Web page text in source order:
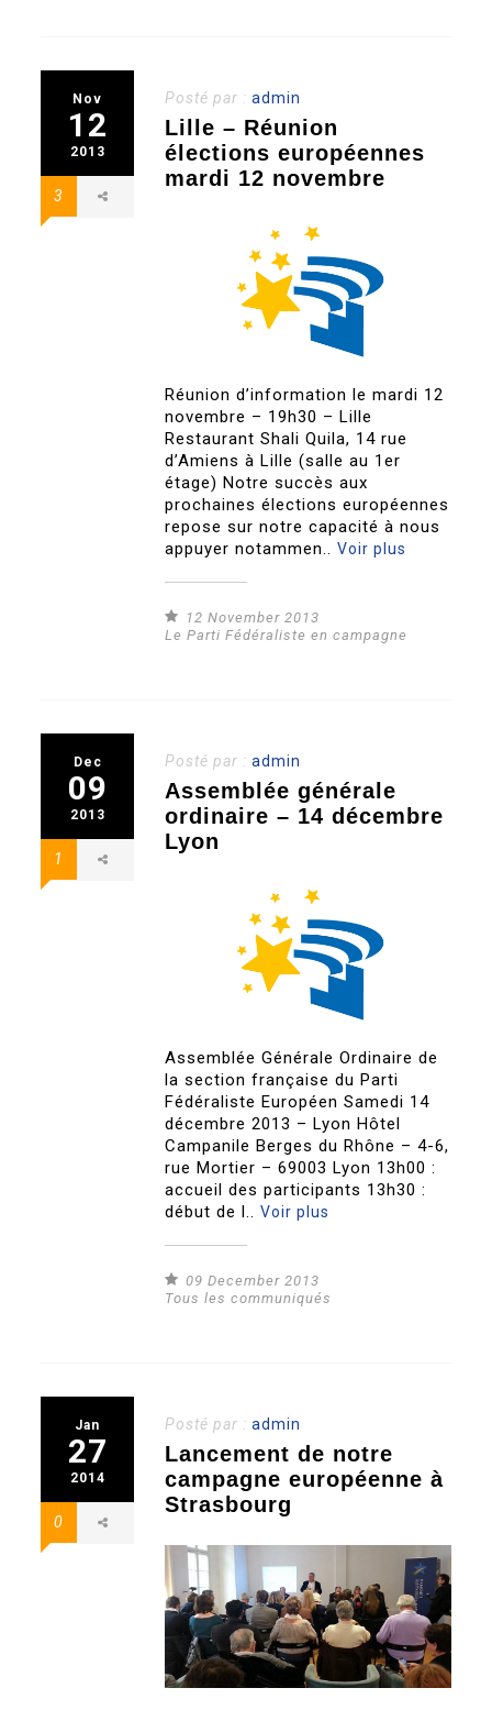
Nov
12
2013
3
Posté par :admin
Lille – Réunion
élections européennes
mardi 12 novembre
Réunion d’information le mardi 12
novembre – 19h30 – Lille
Restaurant Shali Quila, 14 rue
d’Amiens à Lille (salle au 1er
étage) Notre succès aux
prochaines élections européennes
repose sur notre capacité à nous
appuyer notammen..Voir plus
12 November 2013
Le Parti Fédéraliste en campagne
Dec
09
2013
1
Posté par :admin
Assemblée générale
ordinaire – 14 décembre
Lyon
Assemblée Générale Ordinaire de
la section française du Parti
Fédéraliste Européen Samedi 14
décembre 2013 – Lyon Hôtel
Campanile Berges du Rhône – 4-6,
rue Mortier – 69003 Lyon 13h00 :
accueil des participants 13h30 :
début de l..Voir plus
09 December 2013
Tous les communiqués
Jan
27
2014
0
Posté par :admin
Lancement de notre
campagne européenne à
Strasbourg